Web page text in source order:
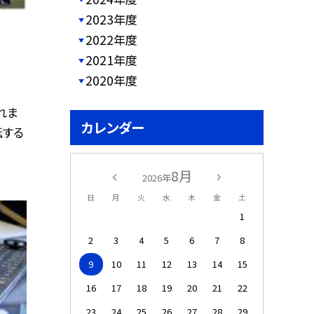
ま
る
2023年度
2022年度
2021年度
2020年度
カレンダー
2026年8月
日 月 火 水 木 金 土
1
2
3 4 5 6 7
8
9
10 11 12 13 14
15
16
17 18 19 20 21
22